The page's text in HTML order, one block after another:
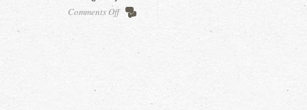
Comments Offon